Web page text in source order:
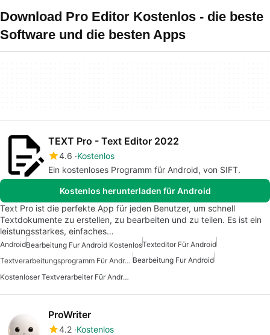
Download Pro Editor Kostenlos - die beste
Software und die besten Apps
TEXT Pro - Text Editor 2022
4.6 Kostenlos
Ein kostenloses Programm für Android, von SIFT.
Kostenlos herunterladen für Android
Text Pro ist die perfekte App für jeden Benutzer, um schnell
Textdokumente zu erstellen, zu bearbeiten und zu teilen. Es ist ein
leistungsstarkes, einfaches…
AndroidBearbeitung Fur Android KostenlosTexteditor Für Android
Textverarbeitungsprogramm Für Android Bearbeitung Fur Android
Kostenloser Textverarbeiter Für Android
ProWriter
4.2 Kostenlos